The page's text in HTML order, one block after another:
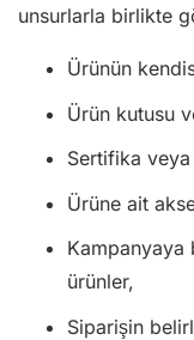
unsurlarla birlikte
Ürünün
Ürün kutusu
Sertifika
Ürüne ait
Kampanyaya
ürünler,
Siparişin